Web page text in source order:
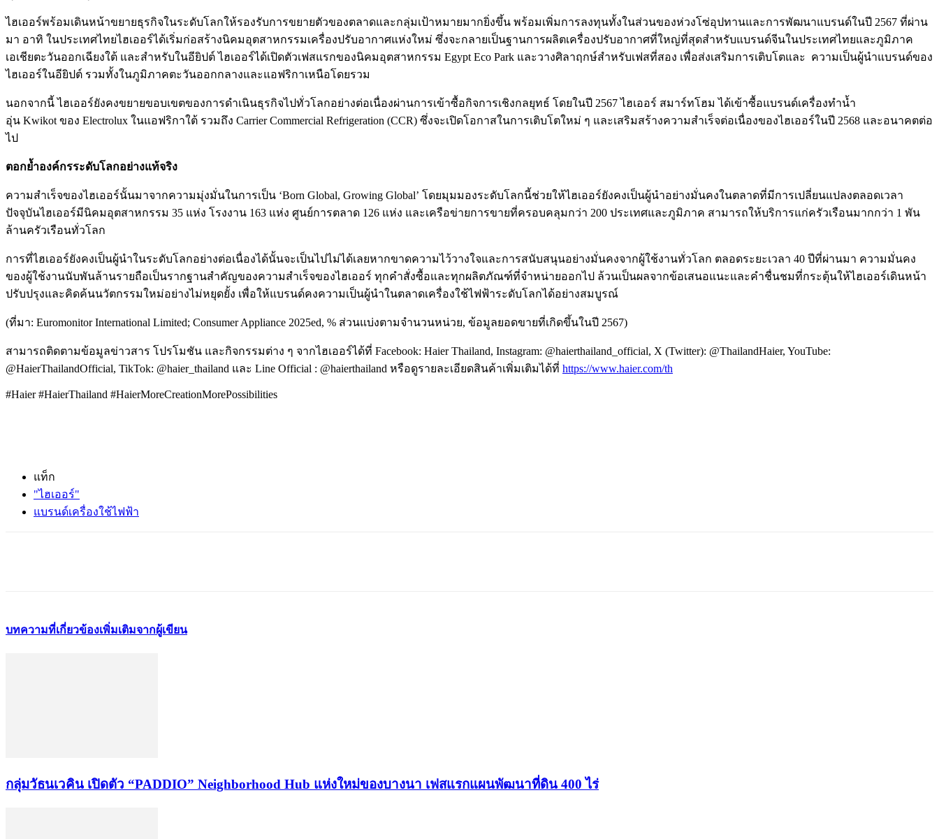
ไฮเออร์พร้อมเดินหน้าขยายธุรกิจในระดับโลกให้รองรับการขยายตัวของตลาดและกลุ่มเป้าหมายมากยิ่งขึ้น พร้อมเพิ่มการลงทุนทั้งในส่วนของห่วงโซ่อุปทานและการพัฒนาแบรนด์ในปี 2567 ที่ผ่าน
มา อาทิ ในประเทศไทยไฮเออร์ได้เริ่มก่อสร้างนิคมอุตสาหกรรมเครื่องปรับอากาศแห่งใหม่ ซึ่งจะกลายเป็นฐานการผลิตเครื่องปรับอากาศที่ใหญ่ที่สุดสำหรับแบรนด์จีนในประเทศไทยและภูมิภาค
เอเชียตะวันออกเฉียงใต้ และสำหรับในอียิปต์ ไฮเออร์ได้เปิดตัวเฟสแรกของนิคมอุตสาหกรรม Egypt Eco Park และวางศิลาฤกษ์สำหรับเฟสที่สอง เพื่อส่งเสริมการเติบโตและ ความเป็นผู้นำแบรนด์ของ
ไฮเออร์ในอียิปต์ รวมทั้งในภูมิภาคตะวันออกกลางและแอฟริกาเหนือโดยรวม
นอกจากนี้ ไฮเออร์ยังคงขยายขอบเขตของการดำเนินธุรกิจไปทั่วโลกอย่างต่อเนื่องผ่านการเข้าซื้อกิจการเชิงกลยุทธ์ โดยในปี 2567 ไฮเออร์ สมาร์ทโฮม ได้เข้าซื้อแบรนด์เครื่องทำน้ำ
อุ่น Kwikot ของ Electrolux ในแอฟริกาใต้ รวมถึง Carrier Commercial Refrigeration (CCR) ซึ่งจะเปิดโอกาสในการเติบโตใหม่ ๆ และเสริมสร้างความสำเร็จต่อเนื่องของไฮเออร์ในปี 2568 และอนาคตต่อ
ไป
ตอกย้ำองค์กรระดับโลกอย่างแท้จริง
ความสำเร็จของไฮเออร์นั้นมาจากความมุ่งมั่นในการเป็น ‘Born Global, Growing Global’ โดยมุมมองระดับโลกนี้ช่วยให้ไฮเออร์ยังคงเป็นผู้นำอย่างมั่นคงในตลาดที่มีการเปลี่ยนแปลงตลอดเวลา
ปัจจุบันไฮเออร์มีนิคมอุตสาหกรรม 35 แห่ง โรงงาน 163 แห่ง ศูนย์การตลาด 126 แห่ง และเครือข่ายการขายที่ครอบคลุมกว่า 200 ประเทศและภูมิภาค สามารถให้บริการแก่ครัวเรือนมากกว่า 1 พัน
ล้านครัวเรือนทั่วโลก
การที่ไฮเออร์ยังคงเป็นผู้นำในระดับโลกอย่างต่อเนื่องได้นั้นจะเป็นไปไม่ได้เลยหากขาดความไว้วางใจและการสนับสนุนอย่างมั่นคงจากผู้ใช้งานทั่วโลก ตลอดระยะเวลา 40 ปีที่ผ่านมา ความมั่นคง
ของผู้ใช้งานนับพันล้านรายถือเป็นรากฐานสำคัญของความสำเร็จของไฮเออร์ ทุกคำสั่งซื้อและทุกผลิตภัณฑ์ที่จำหน่ายออกไป ล้วนเป็นผลจากข้อเสนอแนะและคำชื่นชมที่กระตุ้นให้ไฮเออร์เดินหน้า
ปรับปรุงและคิดค้นนวัตกรรมใหม่อย่างไม่หยุดยั้ง เพื่อให้แบรนด์คงความเป็นผู้นำในตลาดเครื่องใช้ไฟฟ้าระดับโลกได้อย่างสมบูรณ์
(ที่มา: Euromonitor International Limited; Consumer Appliance 2025ed, % ส่วนแบ่งตามจำนวนหน่วย, ข้อมูลยอดขายที่เกิดขึ้นในปี 2567)
สามารถติดตามข้อมูลข่าวสาร โปรโมชัน และกิจกรรมต่าง ๆ จากไฮเออร์ได้ที่ Facebook: Haier Thailand, Instagram: @haierthailand_official, X (Twitter): @ThailandHaier, YouTube:
@HaierThailandOfficial, TikTok: @haier_thailand และ Line Official : @haierthailand หรือดูรายละเอียดสินค้าเพิ่มเติมได้ที่ https://www.haier.com/th
#Haier #HaierThailand #HaierMoreCreationMorePossibilities
แท็ก
"ไฮเออร์"
แบรนด์เครื่องใช้ไฟฟ้า
บทความที่เกี่ยวข้องเพิ่มเติมจากผู้เขียน
กลุ่มวัธนเวคิน เปิดตัว “PADDIO” Neighborhood Hub แห่งใหม่ของบางนา เฟสแรกแผนพัฒนาที่ดิน 400 ไร่